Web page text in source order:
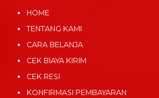
HOME
TENTANG KAMI
CARA BELANJA
CEK BIAYA KIRIM
CEK RESI
KONFIRMASI PEMBAYARAN